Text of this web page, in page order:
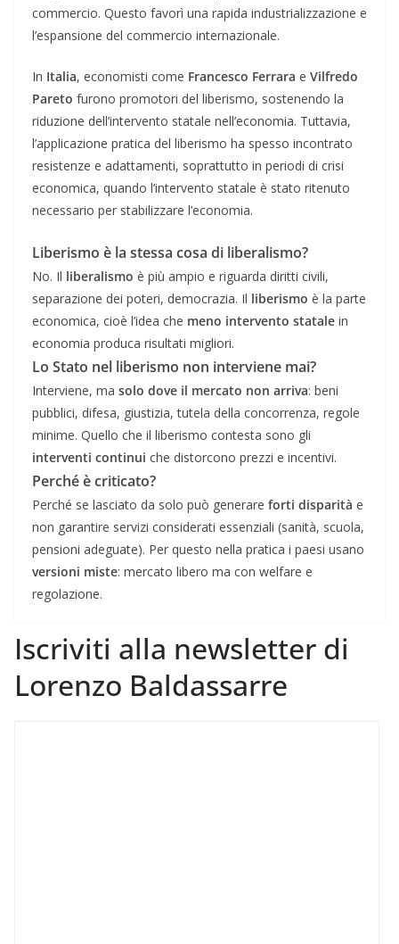
commercio. Questo favorì una rapida industrializzazione e
l’espansione del commercio internazionale.
In Italia, economisti come Francesco Ferrara e Vilfredo
Pareto furono promotori del liberismo, sostenendo la
riduzione dell’intervento statale nell’economia. Tuttavia,
l’applicazione pratica del liberismo ha spesso incontrato
resistenze e adattamenti, soprattutto in periodi di crisi
economica, quando l’intervento statale è stato ritenuto
necessario per stabilizzare l’economia.
Liberismo è la stessa cosa di liberalismo?
No. Il liberalismo è più ampio e riguarda diritti civili,
separazione dei poteri, democrazia. Il liberismo è la parte
economica, cioè l’idea che meno intervento statale in
economia produca risultati migliori.
Lo Stato nel liberismo non interviene mai?
Interviene, ma solo dove il mercato non arriva: beni
pubblici, difesa, giustizia, tutela della concorrenza, regole
minime. Quello che il liberismo contesta sono gli
interventi continui che distorcono prezzi e incentivi.
Perché è criticato?
Perché se lasciato da solo può generare forti disparità e
non garantire servizi considerati essenziali (sanità, scuola,
pensioni adeguate). Per questo nella pratica i paesi usano
versioni miste: mercato libero ma con welfare e
regolazione.
Iscriviti alla newsletter di
Lorenzo Baldassarre